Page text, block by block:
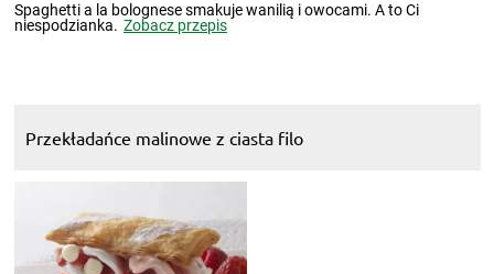
Spaghetti a la bolognese smakuje wanilią i owocami. A to Ci
niespodzianka. Zobacz przepis
Przekładańce malinowe z ciasta filo